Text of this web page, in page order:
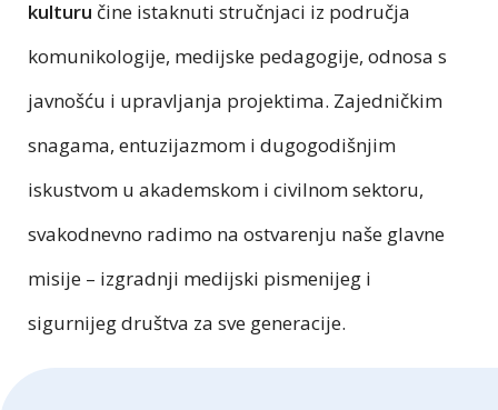
kulturu čine istaknuti stručnjaci iz područja
komunikologije, medijske pedagogije, odnosa s
javnošću i upravljanja projektima. Zajedničkim
snagama, entuzijazmom i dugogodišnjim
iskustvom u akademskom i civilnom sektoru,
svakodnevno radimo na ostvarenju naše glavne
misije – izgradnji medijski pismenijeg i
sigurnijeg društva za sve generacije.